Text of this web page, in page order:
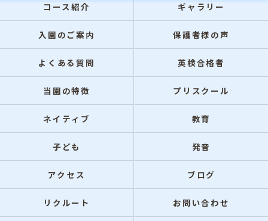
コース紹介 ギャラリー
入園のご案内 保護者様の声
よくある質問 英検合格者
当園の特徴 プリスクール
ネイティブ 教育
子ども 発音
アクセス ブログ
リクルート お問い合わせ